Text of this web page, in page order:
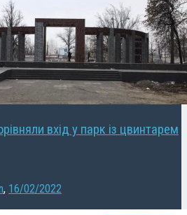
вхід у парк із цвинтарем
, 16/02/2022